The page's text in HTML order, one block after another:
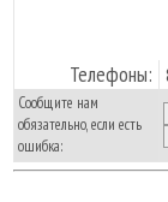
Телефоны:
Сообщите нам
обязательно, если есть
ошибка: